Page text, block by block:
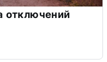
отключений